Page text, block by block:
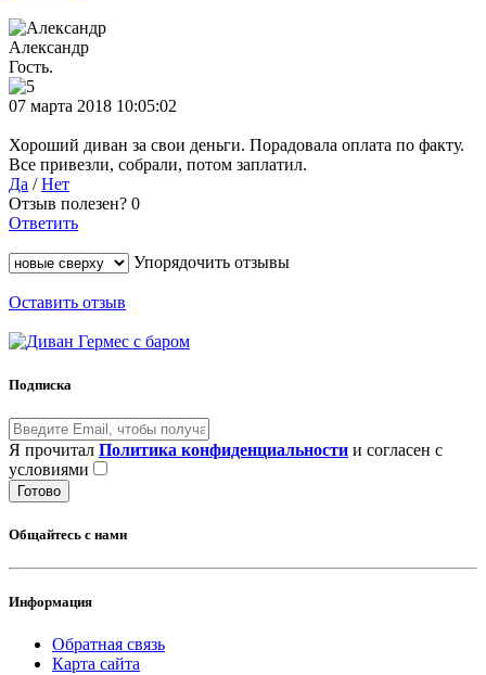
Александр
Гость.
07 марта 2018 10:05:02
Хороший диван за свои деньги. Порадовала оплата по факту.
Все привезли, собрали, потом заплатил.
Да /Нет
Отзыв полезен? 0
Ответить
Упорядочить отзывы
Оставить отзыв
Подписка
Я прочитал Политика конфиденциальности и согласен с
условиями
Готово
Общайтесь с нами
Информация
Обратная связь
Карта сайта